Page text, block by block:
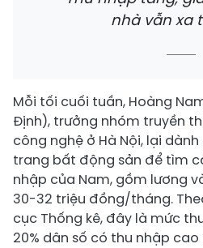
nhà vẫn xa
Mỗi tối cuối tuần, Hoàng
Định), trưởng nhóm truyền
công nghệ ở Hà Nội, lại
trang bất động sản để tìm
nhập của Nam, gồm lương
30-32 triệu đồng/tháng.
cục Thống kê, đây là mức
20% dân số có thu nhập cao